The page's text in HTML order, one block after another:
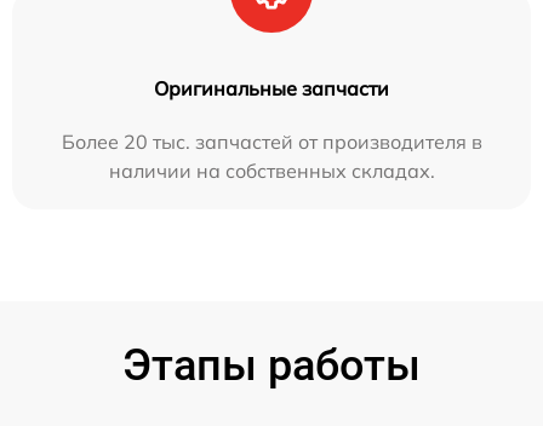
Оригинальные запчасти
Более 20 тыс. запчастей от производителя в
наличии на собственных складах.
Этапы работы